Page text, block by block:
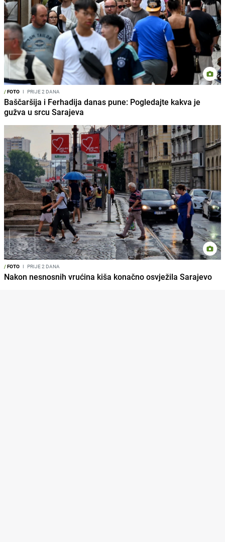
/FOTO I PRIJE 2 DANA
Baščaršija i Ferhadija danas pune: Pogledajte kakva je
gužva u srcu Sarajeva
/FOTO I PRIJE 2 DANA
Nakon nesnosnih vrućina kiša konačno osvježila Sarajevo